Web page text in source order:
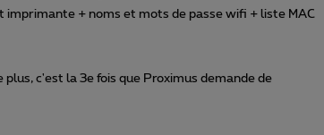
imprimante + noms et mots de passe wifi + liste MAC
c'est la 3e fois que Proximus demande de